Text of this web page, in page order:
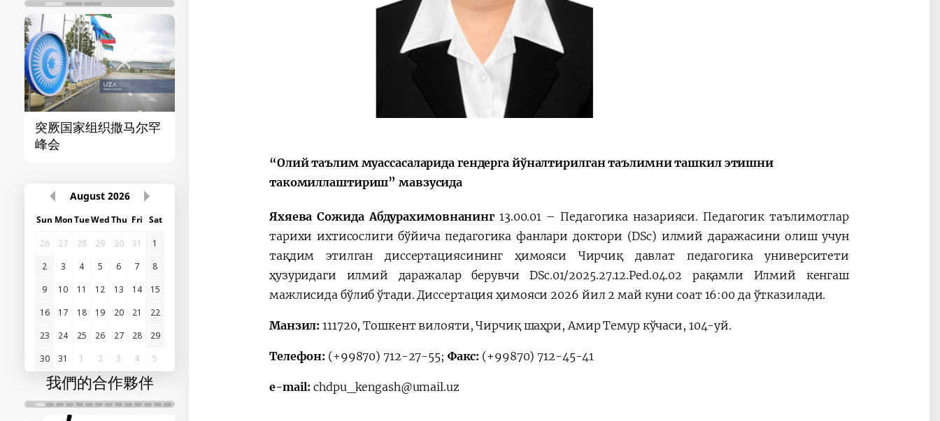
突厥国家组织撒马尔罕
峰会
August 2026
Sun MonTueWedThu Fri Sat
26
27 28 29 30 31
1
2
3 4 5 6 7
8
9
10 11 12 13 14
15
16
17 18 19 20 21
22
23
24 25 26 27 28
29
30
31 1 2 3 4 5
我們的合作夥伴
“Олий таълим муассасаларида гендерга йўналтирилган таълимни ташкил этишни
такомиллаштириш” мавзусида
Яхяева Сожида Абдурахимовнанинг13.00.01 – Педагогика назарияси. Педагогик таълимотлар
тарихи ихтисослиги бўйича педагогика фанлари доктори (DSc) илмий даражасини олиш учун
тақдим этилган диссертациясининг ҳимояси Чирчиқ давлат педагогика университети
ҳузуридаги илмий даражалар берувчи DSc.01/2025.27.12.Ped.04.02 рақамли Илмий кенгаш
мажлисида бўлиб ўтади. Диссертация ҳимояси 2026 йил 2 май куни соат 16:00 да ўтказилади.
Манзил: 111720, Тошкент вилояти, Чирчиқ шаҳри, Амир Темур кўчаси, 104-уй.
Телефон: (+99870) 712-27-55; Факс: (+99870) 712-45-41
e-mail:chdpu_kengash@umail.uz